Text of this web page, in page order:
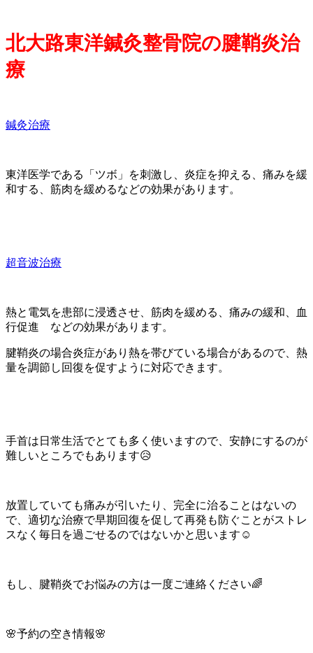
北大路東洋鍼灸整骨院の腱鞘炎治
療
鍼灸治療
東洋医学である「ツボ」を刺激し、炎症を抑える、痛みを緩
和する、筋肉を緩めるなどの効果があります。
超音波治療
熱と電気を患部に浸透させ、筋肉を緩める、痛みの緩和、血
行促進 などの効果があります。
腱鞘炎の場合炎症があり熱を帯びている場合があるので、熱
量を調節し回復を促すように対応できます。
手首は日常生活でとても多く使いますので、安静にするのが
難しいところでもあります😥
放置していても痛みが引いたり、完全に治ることはないの
で、適切な治療で早期回復を促して再発も防ぐことがストレ
スなく毎日を過ごせるのではないかと思います☺️
もし、腱鞘炎でお悩みの方は一度ご連絡ください🌈
🌸予約の空き情報🌸